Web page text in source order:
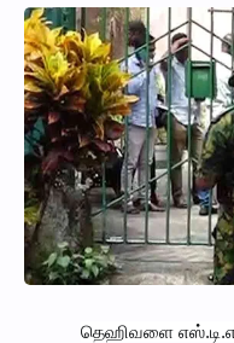
தெஹிவளை